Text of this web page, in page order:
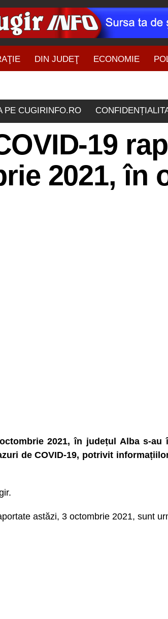
DIN JUDEŢ ECONOMIE
PE CUGIRINFO.RO
19
2021, în
2021, în județul Alba s-au
de COVID-19, potrivit
astăzi, 3 octombrie 2021, sunt